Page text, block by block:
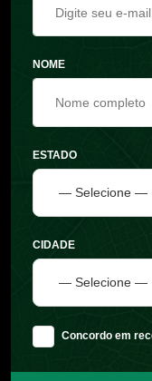
NOME
ESTADO
CIDADE
Concordo em